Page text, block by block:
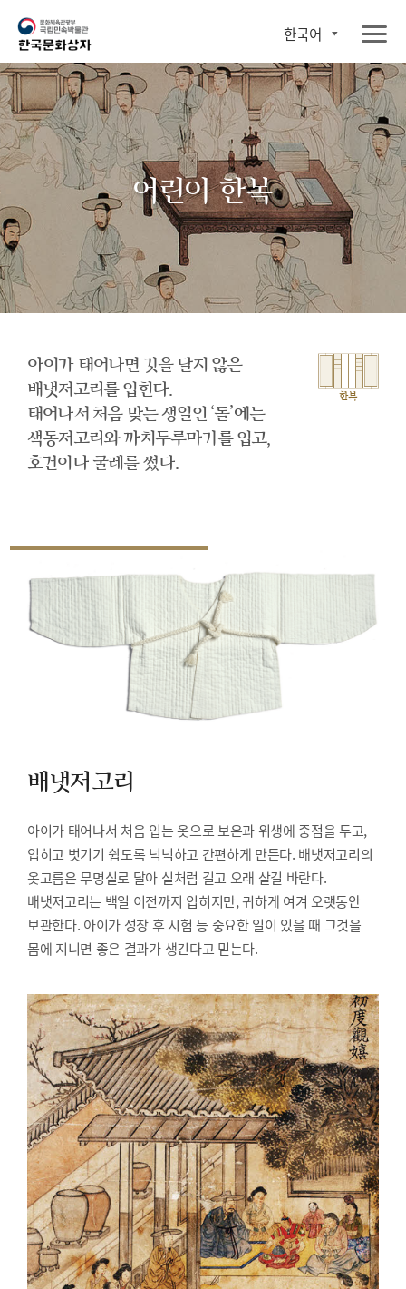
한국어
어린이 한복
아이가 태어나면 깃을 달지 않은
배냇저고리를 입힌다.
태어나서 처음 맞는 생일인 ‘돌’에는
색동저고리와 까치두루마기를 입고,
호건이나 굴레를 썼다.
한복
배냇저고리
아이가 태어나서 처음 입는 옷으로 보온과 위생에 중점을 두고,
입히고 벗기기 쉽도록 넉넉하고 간편하게 만든다. 배냇저고리의
옷고름은 무명실로 달아 실처럼 길고 오래 살길 바란다.
배냇저고리는 백일 이전까지 입히지만, 귀하게 여겨 오랫동안
보관한다. 아이가 성장 후 시험 등 중요한 일이 있을 때 그것을
몸에 지니면 좋은 결과가 생긴다고 믿는다.